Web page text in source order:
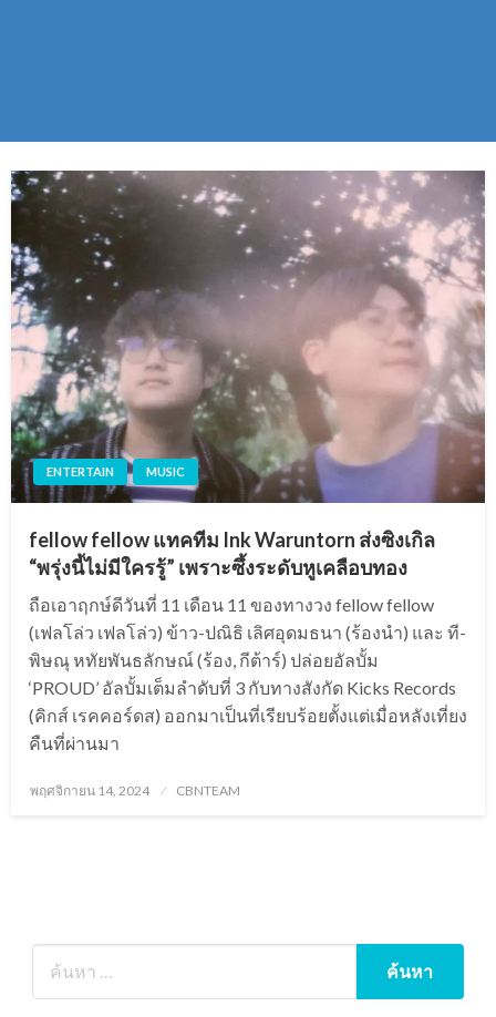
ENTERTAIN MUSIC
fellow fellow แทคทีม Ink Waruntorn ส่งซิงเกิล
“พรุ่งนี้ไม่มีใครรู้” เพราะซึ้งระดับหูเคลือบทอง
ถือเอาฤกษ์ดีวันที่ 11 เดือน 11 ของทางวง fellow fellow
(เฟลโล่ว เฟลโล่ว) ข้าว-ปณิธิ เลิศอุดมธนา (ร้องนำ) และ ที-
พิษณุ หทัยพันธลักษณ์ (ร้อง, กีต้าร์) ปล่อยอัลบั้ม
‘PROUD’ อัลบั้มเต็มลำดับที่ 3 กับทางสังกัด Kicks Records
(คิกส์ เรคคอร์ดส) ออกมาเป็นที่เรียบร้อยตั้งแต่เมื่อหลังเที่ยง
คืนที่ผ่านมา
Posted
พฤศจิกายน 14, 2024 CBNTEAM